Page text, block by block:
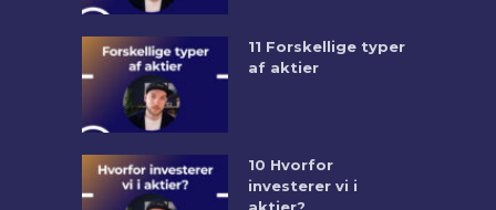
11 Forskellige typer
af aktier
10 Hvorfor
investerer vi i